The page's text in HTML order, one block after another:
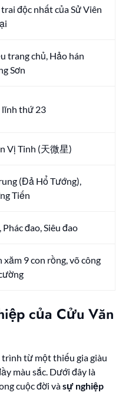
độc nhất của Sử Viên
trang chủ, Hảo hán
Sơn
thứ 23
Vị Tinh (天微星)
(Đả Hổ Tướng),
Tiến
Phác đao, Siêu đao
xăm 9 con rồng, võ công
của Cửu Văn
trình từ một thiếu gia giàu
màu sắc. Dưới đây là
cuộc đời vàsự nghiệp